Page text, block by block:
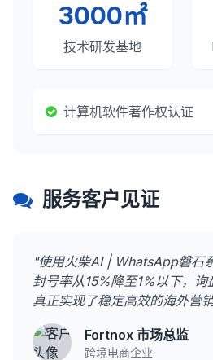
3000㎡
技术研发基地
计算机软件著作权认证
服务客户见证
"使用火柴AI | WhatsApp磐石
封号率从15%降至1%以下，询
真正实现了稳定高效的海外营
Fortnox 市场总监
跨境电商企业